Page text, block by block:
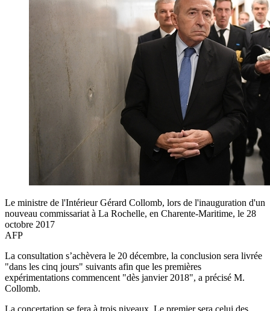
Le ministre de l'Intérieur Gérard Collomb, lors de l'inauguration d'un
nouveau commissariat à La Rochelle, en Charente-Maritime, le 28
octobre 2017
AFP
La consultation s’achèvera le 20 décembre, la conclusion sera livrée
"dans les cinq jours" suivants afin que les premières
expérimentations commencent "dès janvier 2018", a précisé M.
Collomb.
La concertation se fera à trois niveaux. Le premier sera celui des